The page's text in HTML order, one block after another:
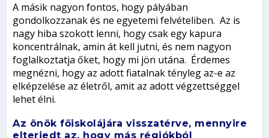
A másik nagyon fontos, hogy pályában
gondolkozzanak és ne egyetemi felvételiben. Az is
nagy hiba szokott lenni, hogy csak egy kapura
koncentrálnak, amin át kell jutni, és nem nagyon
foglalkoztatja őket, hogy mi jön utána. Érdemes
megnézni, hogy az adott fiatalnak tényleg az-e az
elképzelése az életről, amit az adott végzettséggel
lehet élni.
Az önök főiskolájára visszatérve, mennyire
elterjedt az, hogy más régiókból